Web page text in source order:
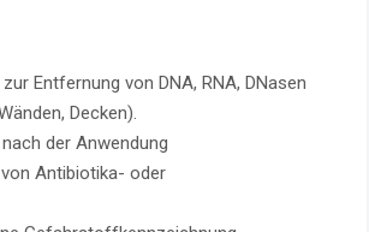
Entfernung von DNA, RNA, DNasen
Decken).
der Anwendung
Antibiotika- oder